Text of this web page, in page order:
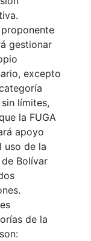
gestionar
excepto
límites,
la FUGA
apoyo
uso de la
de Bolívar
de la